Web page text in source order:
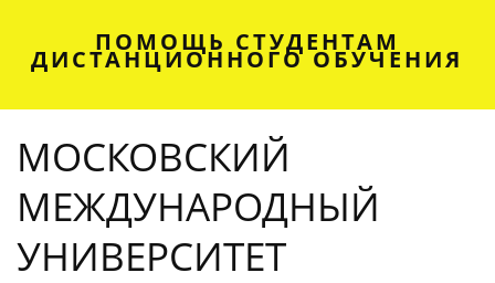
ПОМОЩЬ СТУДЕНТАМ
ДИСТАНЦИОННОГО ОБУЧЕНИЯ
МОСКОВСКИЙ
МЕЖДУНАРОДНЫЙ
УНИВЕРСИТЕТ